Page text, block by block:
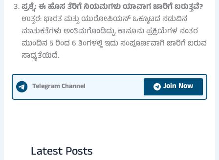
ಪ್ರಶ್ನೆ: ಈ ಹೊಸ ತೆರಿಗೆ ನಿಯಮಗಳು ಯಾವಾಗ ಜಾರಿಗೆ ಬರುತ್ತವೆ?
ಉತ್ತರ: ಭಾರತ ಮತ್ತು ಯುರೋಪಿಯನ್ ಒಕ್ಕೂಟದ ನಡುವಿನ
ಮಾತುಕತೆಗಳು ಅಂತಿಮಗೊಂಡಿದ್ದು, ಕಾನೂನು ಪ್ರಕ್ರಿಯೆಗಳ ನಂತರ
ಮುಂದಿನ 5 ರಿಂದ 6 ತಿಂಗಳಲ್ಲಿ ಇದು ಸಂಪೂರ್ಣವಾಗಿ ಜಾರಿಗೆ ಬರುವ
ಸಾಧ್ಯತೆಯಿದೆ.
Telegram Channel Join Now
Latest Posts